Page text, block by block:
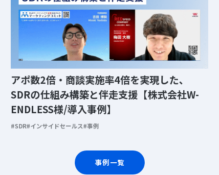
アポ数2倍・商談実施率4倍を実現した、
SDRの仕組み構築と伴走支援【株式会社W-
ENDLESS様/導入事例】
SDR インサイドセールス 事例
事例一覧